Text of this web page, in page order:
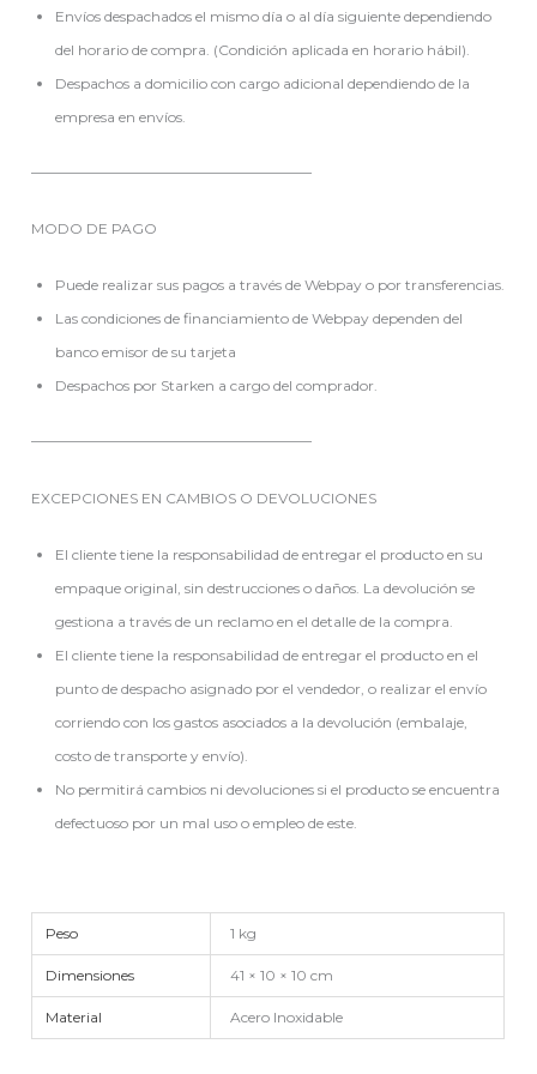
Envíos despachados el mismo día o al día siguiente dependiendo
del horario de compra. (Condición aplicada en horario hábil).
Despachos a domicilio con cargo adicional dependiendo de la
empresa en envíos.
———————————————————–
MODO DE PAGO
Puede realizar sus pagos a través de Webpay o por transferencias.
Las condiciones de financiamiento de Webpay dependen del
banco emisor de su tarjeta
Despachos por Starken a cargo del comprador.
———————————————————–
EXCEPCIONES EN CAMBIOS O DEVOLUCIONES
El cliente tiene la responsabilidad de entregar el producto en su
empaque original, sin destrucciones o daños. La devolución se
gestiona a través de un reclamo en el detalle de la compra.
El cliente tiene la responsabilidad de entregar el producto en el
punto de despacho asignado por el vendedor, o realizar el envío
corriendo con los gastos asociados a la devolución (embalaje,
costo de transporte y envío).
No permitirá cambios ni devoluciones si el producto se encuentra
defectuoso por un mal uso o empleo de este.
Peso 1 kg
Dimensiones 41 × 10 × 10 cm
Material Acero Inoxidable